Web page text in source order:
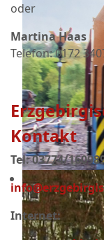
oder
Martina Haas
Telefon: 0172
Kontakt
Tel: 03774/
Internet: